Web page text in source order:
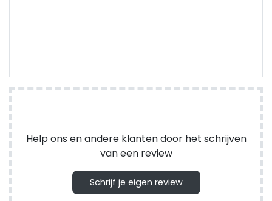
Help ons en andere klanten door het schrijven
van een review
Schrijf je eigen review